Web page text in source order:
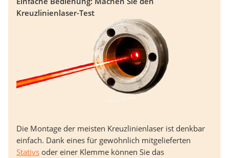
Kreuzlinienlaser-Test
Die Montage der meisten Kreuzlinienlaser ist denkbar
einfach. Dank eines für gewöhnlich mitgelieferten
Stativs oder einer Klemme können Sie das